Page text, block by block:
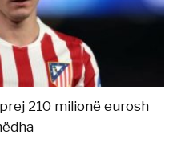
210 milionë eurosh